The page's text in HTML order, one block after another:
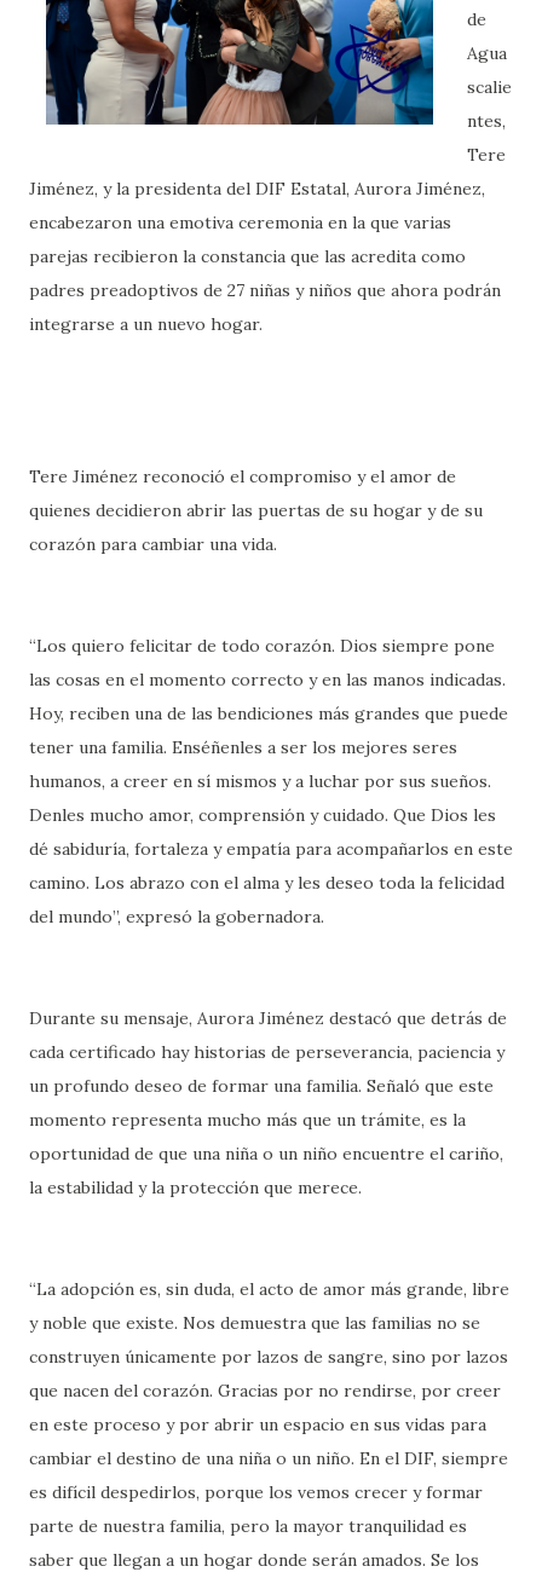
de
Agua
scalie
ntes,
Tere
Jiménez, y la presidenta del DIF Estatal, Aurora Jiménez,
encabezaron una emotiva ceremonia en la que varias
parejas recibieron la constancia que las acredita como
padres preadoptivos de 27 niñas y niños que ahora podrán
integrarse a un nuevo hogar.
Tere Jiménez reconoció el compromiso y el amor de
quienes decidieron abrir las puertas de su hogar y de su
corazón para cambiar una vida.
“Los quiero felicitar de todo corazón. Dios siempre pone
las cosas en el momento correcto y en las manos indicadas.
Hoy, reciben una de las bendiciones más grandes que puede
tener una familia. Enséñenles a ser los mejores seres
humanos, a creer en sí mismos y a luchar por sus sueños.
Denles mucho amor, comprensión y cuidado. Que Dios les
dé sabiduría, fortaleza y empatía para acompañarlos en este
camino. Los abrazo con el alma y les deseo toda la felicidad
del mundo”, expresó la gobernadora.
Durante su mensaje, Aurora Jiménez destacó que detrás de
cada certificado hay historias de perseverancia, paciencia y
un profundo deseo de formar una familia. Señaló que este
momento representa mucho más que un trámite, es la
oportunidad de que una niña o un niño encuentre el cariño,
la estabilidad y la protección que merece.
“La adopción es, sin duda, el acto de amor más grande, libre
y noble que existe. Nos demuestra que las familias no se
construyen únicamente por lazos de sangre, sino por lazos
que nacen del corazón. Gracias por no rendirse, por creer
en este proceso y por abrir un espacio en sus vidas para
cambiar el destino de una niña o un niño. En el DIF, siempre
es difícil despedirlos, porque los vemos crecer y formar
parte de nuestra familia, pero la mayor tranquilidad es
saber que llegan a un hogar donde serán amados. Se los